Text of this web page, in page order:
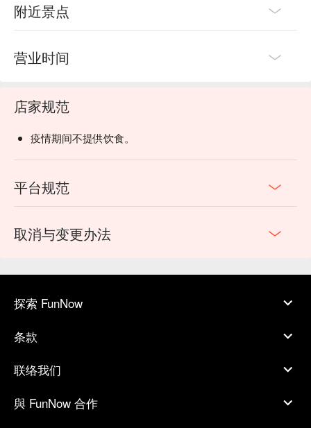
附近景点
营业时间
店家规范
疫情期间不提供饮食。
平台规范
取消与变更办法
探索 FunNow
条款
联络我们
與 FunNow 合作